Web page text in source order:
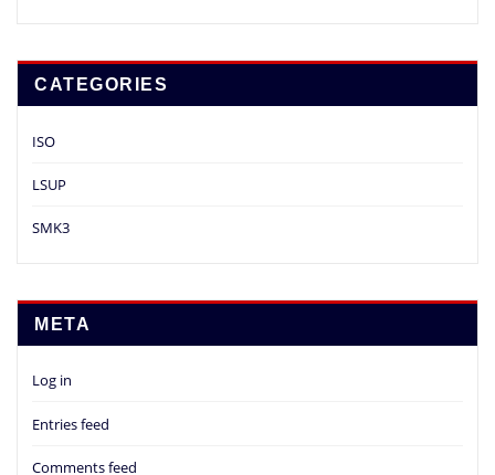
CATEGORIES
ISO
LSUP
SMK3
META
Log in
Entries feed
Comments feed